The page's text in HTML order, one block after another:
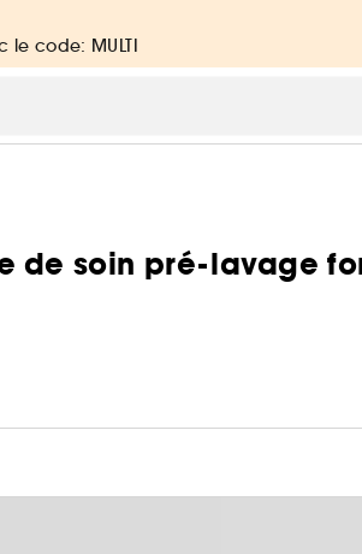
le code: MULTI
de soin pré-lavage